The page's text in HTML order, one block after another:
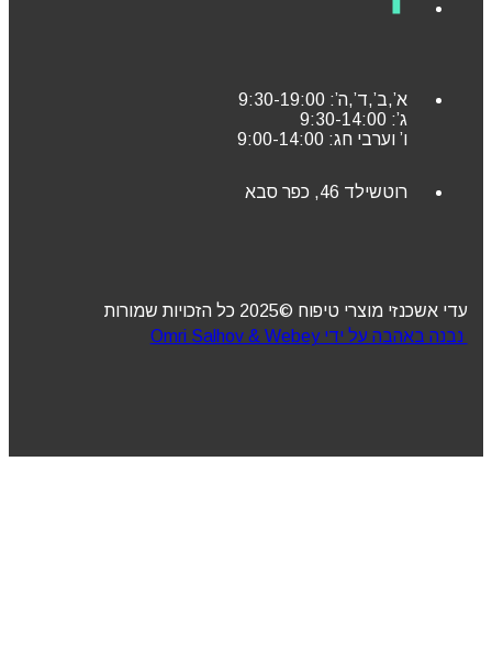
א’,ב’,ד’,ה’: 9:30-19:00
ג’: 9:30-14:00
ו’ וערבי חג: 9:00-14:00
רוטשילד 46, כפר סבא
עדי אשכנזי מוצרי טיפוח ©2025 כל הזכויות שמורות
נבנה באהבה על ידי Omri Salhov & Webey